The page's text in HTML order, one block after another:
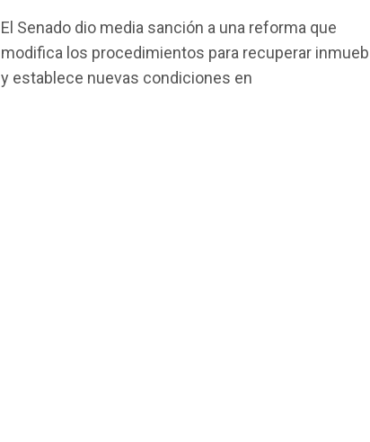
ce
b
tt
er
at
s
ail m
p
El Senado dio media sanción a una reforma que
modifica los procedimientos para recuperar
y establece nuevas condiciones en